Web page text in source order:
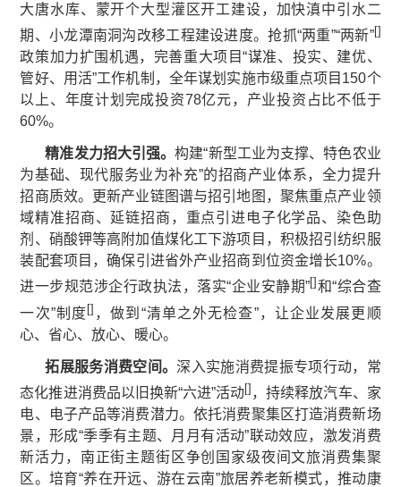
大唐水库、蒙开个大型灌区开工建设，加快滇中引水二
期、小龙潭南洞沟改移工程建设进度。抢抓“两重”“两新”[]
政策加力扩围机遇，完善重大项目“谋准、投实、建优、
管好、用活”工作机制，全年谋划实施市级重点项目150个
以上、年度计划完成投资78亿元，产业投资占比不低于
60%。
精准发力招大引强。构建“新型工业为支撑、特色农业
为基础、现代服务业为补充”的招商产业体系，全力提升
招商质效。更新产业链图谱与招引地图，聚焦重点产业领
域精准招商、延链招商，重点引进电子化学品、染色助
剂、硝酸钾等高附加值煤化工下游项目，积极招引纺织服
装配套项目，确保引进省外产业招商到位资金增长10%。
进一步规范涉企行政执法，落实“企业安静期”[] 和“综合查
一次”制度[] ，做到“清单之外无检查”，让企业发展更顺
心、省心、放心、暖心。
拓展服务消费空间。深入实施消费提振专项行动，常
态化推进消费品以旧换新“六进”活动[] ，持续释放汽车、家
电、电子产品等消费潜力。依托消费聚集区打造消费新场
景，形成“季季有主题、月月有活动”联动效应，激发消费
新活力，南正街主题街区争创国家级夜间文旅消费集聚
区。培育“养在开远、游在云南”旅居养老新模式，推动康